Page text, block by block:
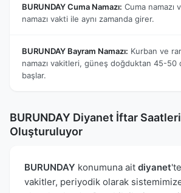
BURUNDAY Cuma Namazı: Cuma namazı
namazı vakti ile aynı zamanda girer.
BURUNDAY Bayram Namazı: Kurban ve
namazı vakitleri, güneş doğduktan 45-50
başlar.
BURUNDAY Diyanet İftar Saatleri
Oluşturuluyor
BURUNDAY konumuna ait diyanet
vakitler, periyodik olarak